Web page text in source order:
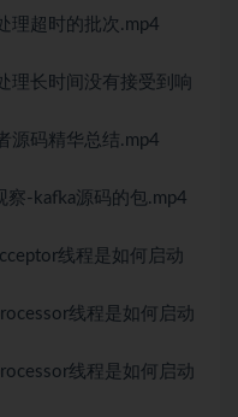
理超时的批次.mp4
理长时间没有接受到响
源码精华总结.mp4
-kafka源码的包.mp4
线程是如何启动
线程是如何启动
线程是如何启动